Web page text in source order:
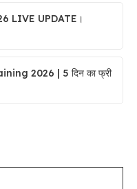
LIVE UPDATE।
2026 | 5 दिन का फ्री